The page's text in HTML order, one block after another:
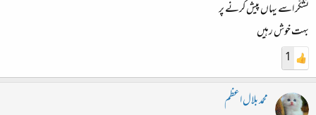
تشکّر اسے یہاں پیش کرنے پر
بہت خوش رہیں
1
محمد بلال اعظم